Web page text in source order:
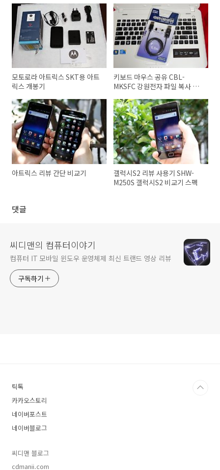
모토로라 아트릭스 SKT용 아트
릭스 개봉기
키보드 마우스 공유 CBL-
MKSFC 강원전자 파일 복사 클
아트릭스 리뷰 간단 비교기
갤럭시S2 리뷰 사용기 SHW-
M250S 갤럭시S2 비교기 스펙
댓글
씨디맨의 컴퓨터이야기
컴퓨터 IT 모바일 윈도우 운영체제 최신 트랜드 영상 리뷰
구독하기
틱톡
카카오스토리
네이버포스트
네이버블로그
씨디맨 블로그
cdmanii.com